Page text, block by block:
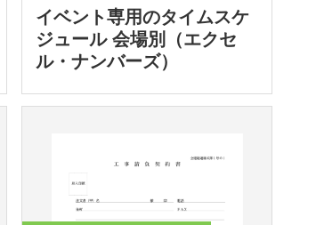
イベント専用のタイムスケ
ジュール 会場別（エクセ
ル・ナンバーズ）